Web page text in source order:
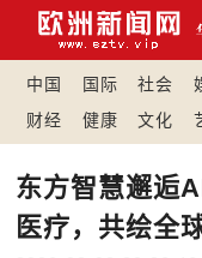
中国 国际 社会
财经
健康 文化
东方智慧邂逅
医疗，共绘全